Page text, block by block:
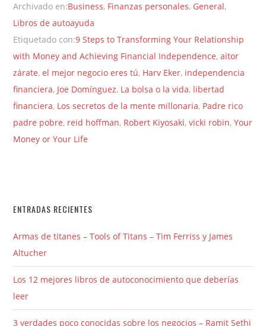
Archivado en:Business, Finanzas personales, General,
Libros de autoayuda
Etiquetado con:9 Steps to Transforming Your Relationship
with Money and Achieving Financial Independence,aitor
zárate,el mejor negocio eres tú, Harv Eker, independencia
financiera, Joe Domínguez, La bolsa o la vida, libertad
financiera, Los secretos de la mente millonaria, Padre rico
padre pobre, reid hoffman, Robert Kiyosaki,vicki robin,Your
Money or Your Life
ENTRADAS RECIENTES
Armas de titanes – Tools of Titans – Tim Ferriss y James
Altucher
Los 12 mejores libros de autoconocimiento que deberías
leer
3 verdades poco conocidas sobre los negocios – Ramit Sethi